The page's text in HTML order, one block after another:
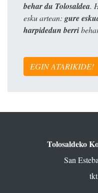
behar du Tolosaldea.
esku artean: gure
harpidedun berri
EGIN ATARIKIDE!
Tolosaldeko
San